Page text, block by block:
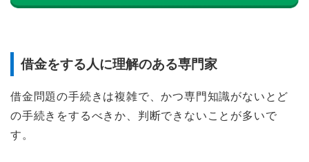
借金をする人に理解のある専門家
借金問題の手続きは複雑で、かつ専門知識がないとど
の手続きをするべきか、判断できないことが多いで
す。